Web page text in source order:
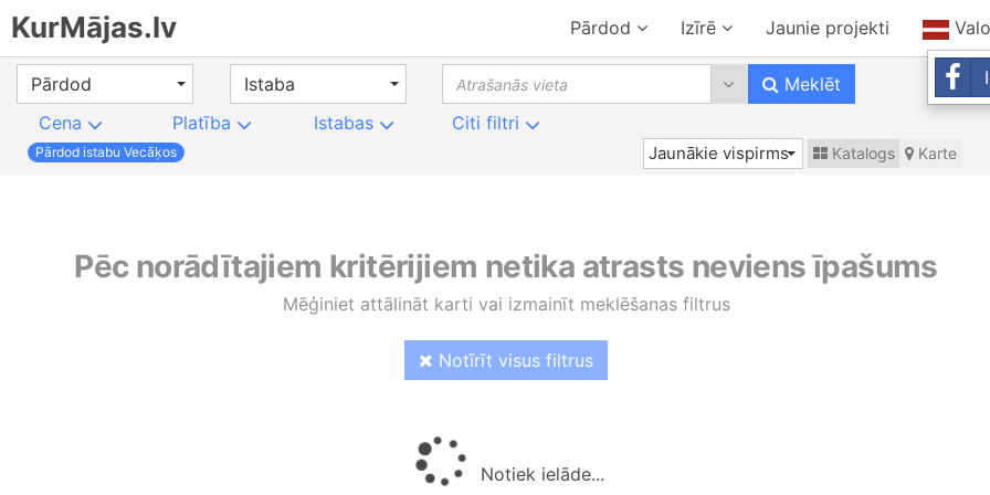
KurMājas.lv Pārdod Izīrē Jaunie projekti
Pārdod Istaba 0 results are available, use up
Meklēt
Cena
Platība Istabas Citi filtri
Pārdod istabu Vecāķos Jaunākie vispirms Katalogs Karte
Pēc norādītajiem kritērijiem netika atrasts neviens īpašums
Mēģiniet attālināt karti vai izmainīt meklēšanas filtrus
Notīrīt visus filtrus
Notiek ielāde...